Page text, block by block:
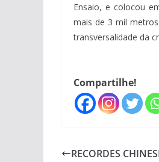
Ensaio, e colocou
mais de 3 mil
transversalidade da
Compartilhe!
RECORDES